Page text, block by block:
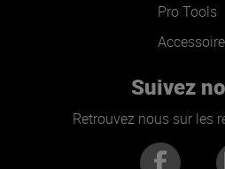
Pro Tools
Suivez
Retrouvez nous sur les